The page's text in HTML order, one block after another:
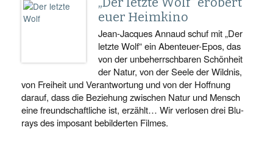
euer Heimkino
Jean-Jacques Annaud schuf mit „Der
letzte Wolf“ ein Abenteuer-Epos, das
von der unbeherrschbaren Schönheit
der Natur, von der Seele der Wildnis,
von Freiheit und Verantwortung und von der Hoffnung
darauf, dass die Beziehung zwischen Natur und Mensch
eine freundschaftliche ist, erzählt… Wir verlosen drei Blu-
rays des imposant bebilderten Filmes.